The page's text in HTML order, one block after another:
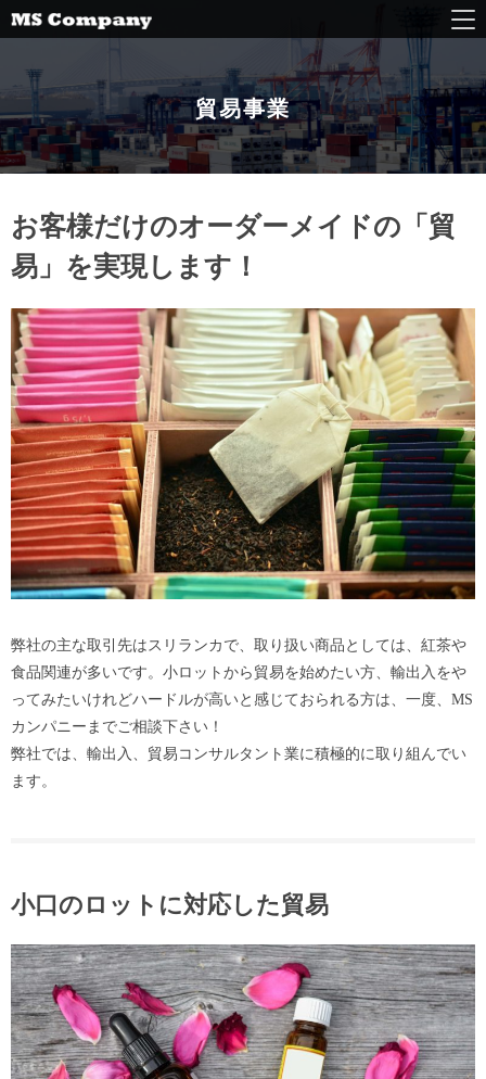
貿易事業
お客様だけのオーダーメイドの「貿
易」を実現します！
弊社の主な取引先はスリランカで、取り扱い商品としては、紅茶や
食品関連が多いです。小ロットから貿易を始めたい方、輸出入をや
ってみたいけれどハードルが高いと感じておられる方は、一度、MS
カンパニーまでご相談下さい！
弊社では、輸出入、貿易コンサルタント業に積極的に取り組んでい
ます。
小口のロットに対応した貿易